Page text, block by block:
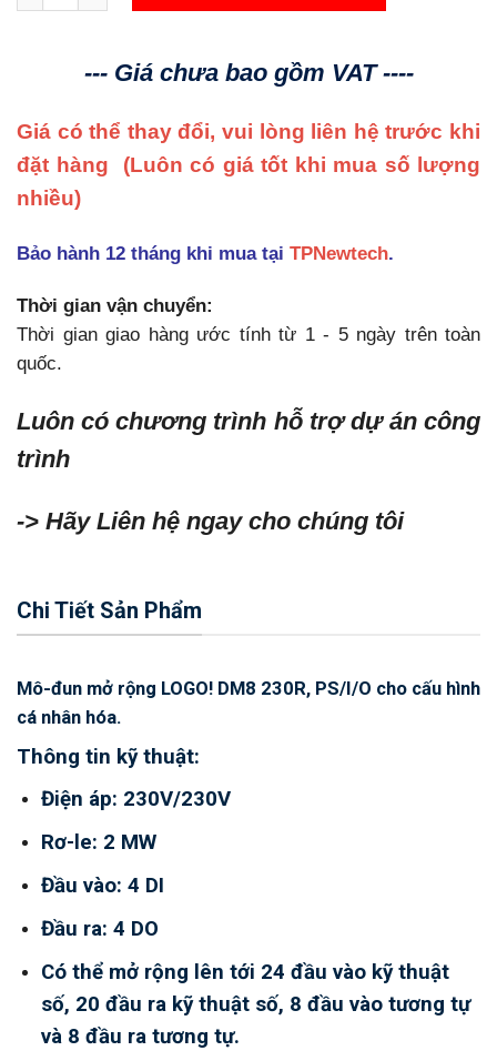
--- Giá chưa bao gồm VAT ----
Giá có thể thay đổi, vui lòng liên hệ trước khi
đặt hàng (Luôn có giá tốt khi mua số lượng
nhiều)
Bảo hành 12 tháng khi mua tại TPNewtech.
Thời gian vận chuyển:
Thời gian giao hàng ước tính từ 1 - 5 ngày trên toàn
quốc.
Luôn có chương trình hỗ trợ dự án công
trình
-> Hãy Liên hệ ngay cho chúng tôi
Chi Tiết Sản Phẩm
Mô-đun mở rộng LOGO! DM8 230R, PS/I/O cho cấu hình
cá nhân hóa.
Thông tin kỹ thuật:
Điện áp: 230V/230V
Rơ-le: 2 MW
Đầu vào: 4 DI
Đầu ra: 4 DO
Có thể mở rộng lên tới 24 đầu vào kỹ thuật
số, 20 đầu ra kỹ thuật số, 8 đầu vào tương tự
và 8 đầu ra tương tự.